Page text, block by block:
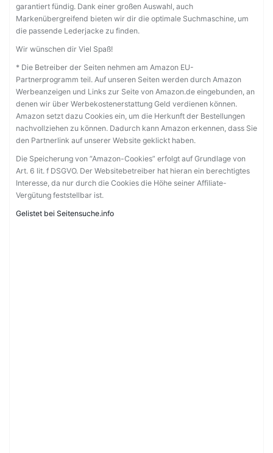
garantiert fündig. Dank einer großen Auswahl, auch
Markenübergreifend bieten wir dir die optimale Suchmaschine, um
die passende Lederjacke zu finden.
Wir wünschen dir Viel Spaß!
* Die Betreiber der Seiten nehmen am Amazon EU-
Partnerprogramm teil. Auf unseren Seiten werden durch Amazon
Werbeanzeigen und Links zur Seite von Amazon.de eingebunden, an
denen wir über Werbekostenerstattung Geld verdienen können.
Amazon setzt dazu Cookies ein, um die Herkunft der Bestellungen
nachvollziehen zu können. Dadurch kann Amazon erkennen, dass Sie
den Partnerlink auf unserer Website geklickt haben.
Die Speicherung von “Amazon-Cookies” erfolgt auf Grundlage von
Art. 6 lit. f DSGVO. Der Websitebetreiber hat hieran ein berechtigtes
Interesse, da nur durch die Cookies die Höhe seiner Affiliate-
Vergütung feststellbar ist.
Gelistet bei Seitensuche.info